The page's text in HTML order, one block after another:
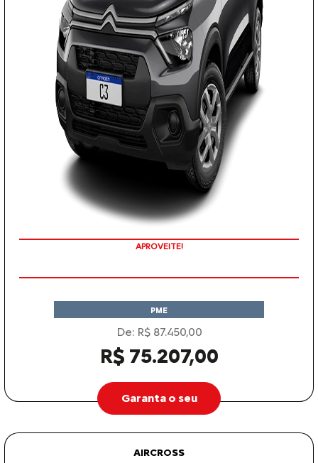
APROVEITE!
PME
De: R$ 87.450,00
R$ 75.207,00
Garanta o seu
AIRCROSS